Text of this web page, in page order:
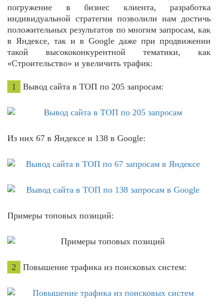
погружение в бизнес клиента, разработка
индивидуальной стратегии позволили нам достичь
положительных результатов по многим запросам, как
в Яндексе, так и в Google даже при продвижении
такой высококонкурентной тематики, как
«Строительство» и увеличить трафик:
1 Вывод сайта в ТОП по 205 запросам:
Из них 67 в Яндексе и 138 в Google:
Примеры топовых позиций:
2 Повышение трафика из поисковых систем: